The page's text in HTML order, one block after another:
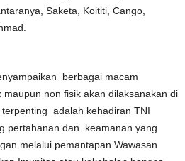
Saketa, Koititi, Cango,
berbagai macam
non fisik akan dilaksanakan di
adalah kehadiran TNI
pertahanan dan keamanan yang
melalui pemantapan Wawasan